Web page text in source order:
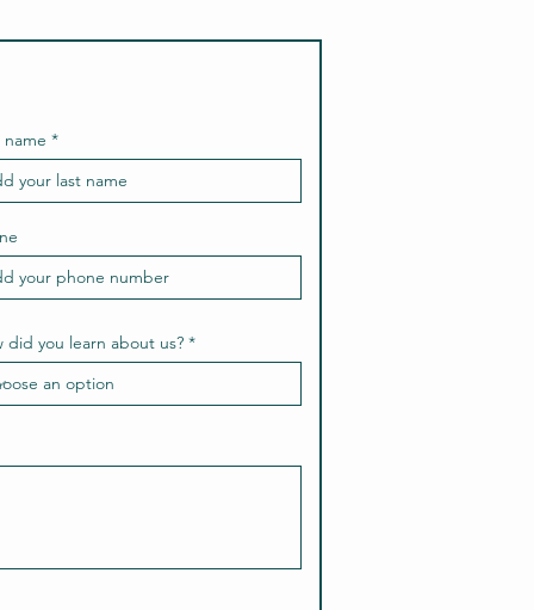
name
did you learn about us?